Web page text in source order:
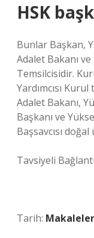
HSK
Bunlar Başkan,
Adalet Bakanı
Temsilcisidir.
Yardımcısı
Adalet Bakanı,
Başkanı ve
Başsavcısı
Tavsiyeli
Tarih: Makaleler